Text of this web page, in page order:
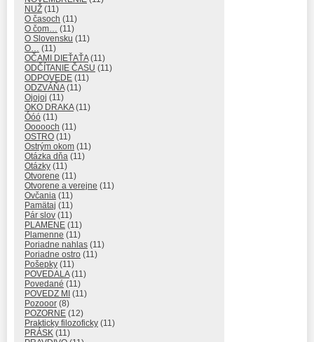
NUŽ (11)
O časoch (11)
O čom… (11)
O Slovensku (11)
O… (11)
OČAMI DIEŤAŤA(11)
ODČÍTANIE ČASU (11)
ODPOVEDE (11)
ODZVÁŇA(11)
Ojojoj (11)
OKO DRAKA(11)
Óóó (11)
Oooooch (11)
OSTRO (11)
Ostrým okom (11)
Otázka dňa (11)
Otázky (11)
Otvorene (11)
Otvorene a verejne (11)
Ovčania (11)
Pamätaj (11)
Pár slov (11)
PLAMENE (11)
Plamenne (11)
Poriadne nahlas (11)
Poriadne ostro (11)
Pošepky (11)
POVEDALA(11)
Povedané (11)
POVEDZ MI (11)
Pozooor (8)
POZORNE (12)
Prakticky filozoficky (11)
PRÁSK (11)